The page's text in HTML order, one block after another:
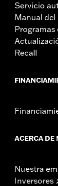
Servicio
Manual
Recall
ACERCA DE
Nuestra
Inversores